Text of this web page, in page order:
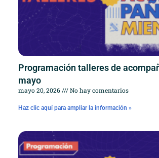
Programación talleres de
mayo
mayo 20, 2026 No hay comentarios
Haz clic aquí para ampliar la información »